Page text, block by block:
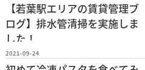
【若葉駅エリアの賃貸管理ブ
ログ】排水管清掃を実施しま
した！
2021-09-24